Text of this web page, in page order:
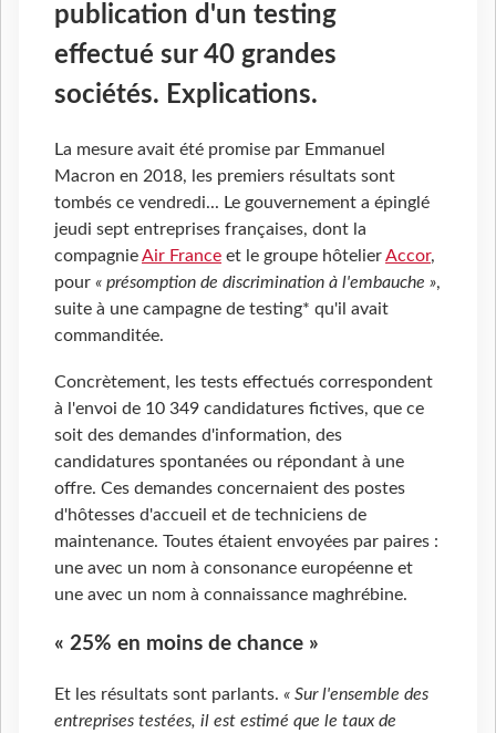
publication d'un testing
effectué sur 40 grandes
sociétés. Explications.
La mesure avait été promise par Emmanuel
Macron en 2018, les premiers résultats sont
tombés ce vendredi... Le gouvernement a épinglé
jeudi sept entreprises françaises, dont la
compagnieAir France et le groupe hôtelierAccor,
pour « présomption de discrimination à l'embauche »,
suite à une campagne de testing* qu'il avait
commanditée.
Concrètement, les tests effectués correspondent
à l'envoi de 10 349 candidatures fictives, que ce
soit des demandes d'information, des
candidatures spontanées ou répondant à une
offre. Ces demandes concernaient des postes
d'hôtesses d'accueil et de techniciens de
maintenance. Toutes étaient envoyées par paires :
une avec un nom à consonance européenne et
une avec un nom à connaissance maghrébine.
« 25% en moins de chance »
Et les résultats sont parlants. « Sur l'ensemble des
entreprises testées, il est estimé que le taux de